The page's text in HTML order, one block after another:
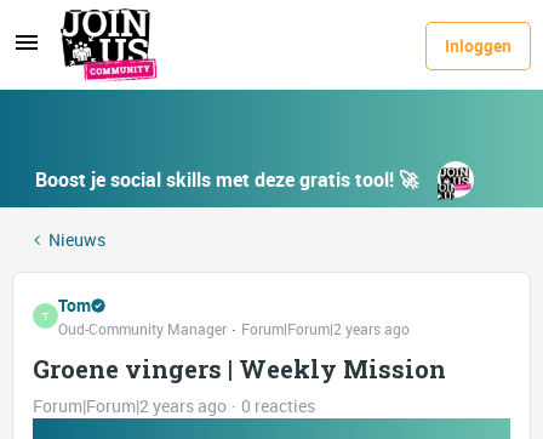
Inloggen
Boost je social skills met deze gratis tool! 🚀
Nieuws
T Tom
Oud-Community Manager Forum|Forum|2 years ago
Groene vingers | Weekly Mission
Forum|Forum|2 years ago 0 reacties